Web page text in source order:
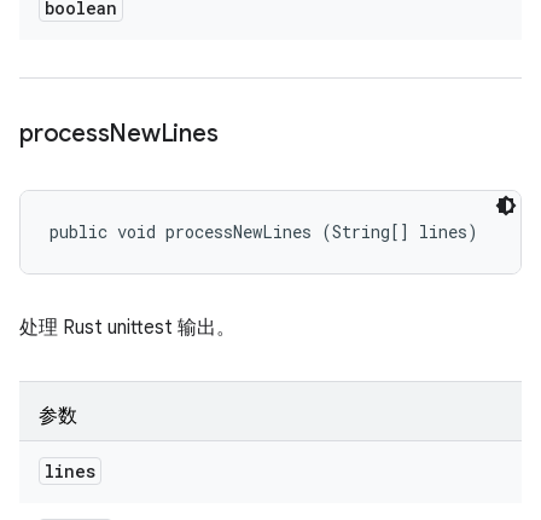
boolean
processNewLines
public void processNewLines (String[] lines)
处理 Rust unittest 输出。
参数
lines